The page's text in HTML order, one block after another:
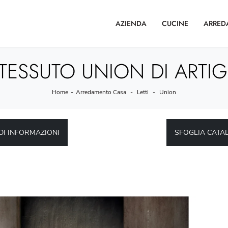
AZIENDA CUCINE
UNION DI
Home - Arredamento Casa - Letti - Union
INFORMAZIONI SFOGLIA